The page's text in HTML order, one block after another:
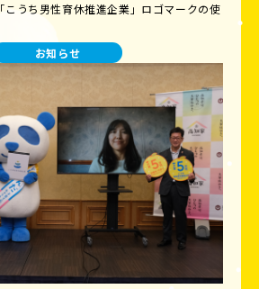
こうち男性育休推進企業」ロゴマークの使
お知らせ